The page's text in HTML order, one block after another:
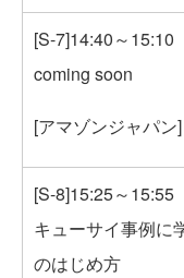
[S-7]14:40～15:10
coming soon
[アマゾンジャパン]
[S-8]15:25～15:55
キューサイ事例に
のはじめ方